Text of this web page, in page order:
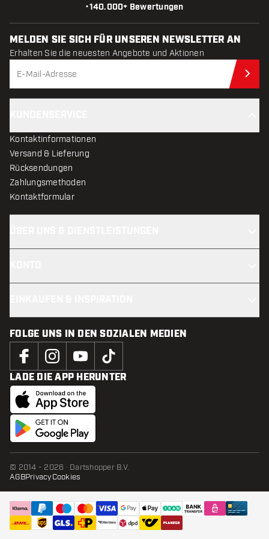
IN DEN WARENKORB
•140.000+ Bewertungen
MELDEN SIE SICH FÜR UNSEREN NEWSLETTER AN
Erhalten Sie die neuesten Angebote und Aktionen
Kontaktinformationen
Versand & Lieferung
Rücksendungen
Zahlungsmethoden
Kontaktformular
FOLGE UNS IN DEN SOZIALEN MEDIEN
LADE DIE APP HERUNTER
© 2014 - 2026 · Dartshopper B.V.
AGBPrivacyCookies